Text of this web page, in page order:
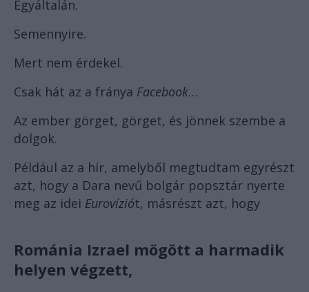
Egyáltalán.
Semennyire.
Mert nem érdekel.
Csak hát az a fránya Facebook…
Az ember görget, görget, és jönnek szembe a
dolgok.
Például az a hír, amelyből megtudtam egyrészt
azt, hogy a Dara nevű bolgár popsztár nyerte
meg az idei Eurovíziót, másrészt azt, hogy
Románia Izrael mögött a harmadik
helyen végzett,